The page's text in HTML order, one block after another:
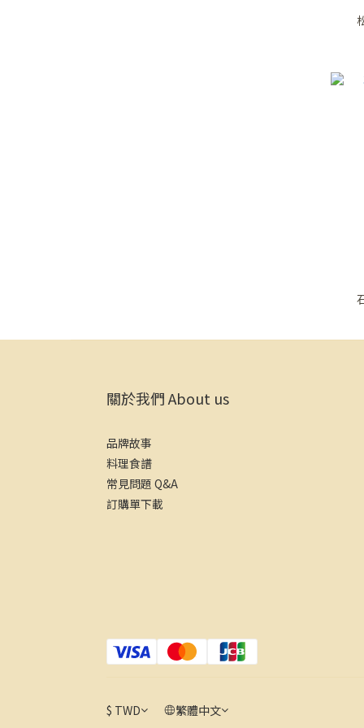
關於我們 About us
品牌故事
料理食譜
常見問題 Q&A
訂購單下載
$ TWD 繁體中文